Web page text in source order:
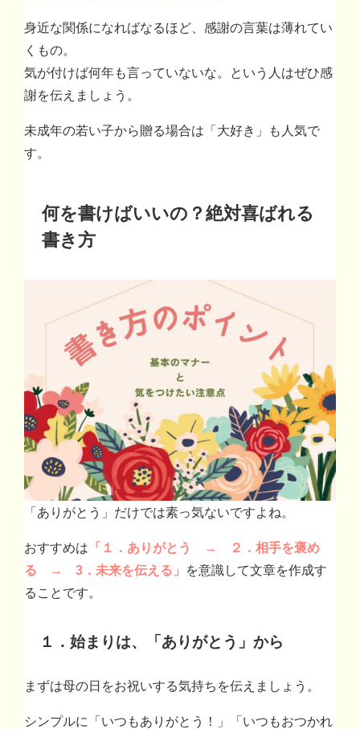
身近な関係になればなるほど、感謝の言葉は薄れてい
くもの。
気が付けば何年も言っていないな。という人はぜひ感
謝を伝えましょう。
未成年の若い子から贈る場合は「大好き」も人気で
す。
何を書けばいいの？絶対喜ばれる
書き方
「ありがとう」だけでは素っ気ないですよね。
おすすめは 「１．ありがとう → ２．相手を褒め
る → 3．未来を伝える」
を意識して文章を作成す
ることです。
１．始まりは、「ありがとう」から
まずは母の日をお祝いする気持ちを伝えましょう。
シンプルに「いつもありがとう！」「いつもおつかれ